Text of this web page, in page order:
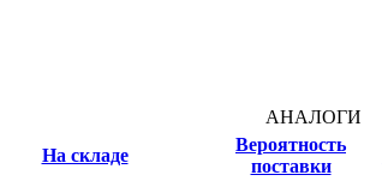
АНАЛОГИ
На складе
Вероятность
поставки